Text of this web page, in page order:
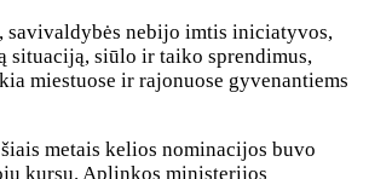
savivaldybės nebijo imtis iniciatyvos,
situaciją, siūlo ir taiko sprendimus,
miestuose ir rajonuose gyvenantiems
metais kelios nominacijos buvo
kursu. Aplinkos ministerijos